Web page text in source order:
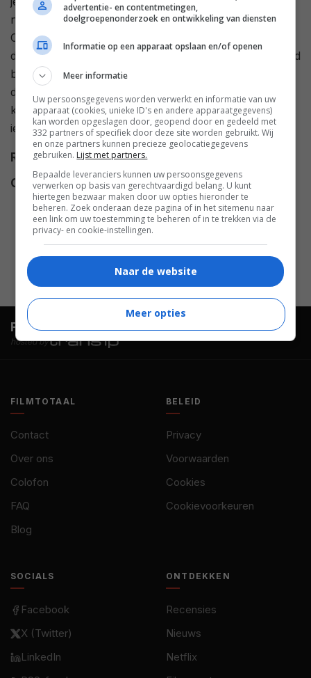
nieuw seizoen van het programma wordt hij in het
Canadese Schild achtergelaten, waar hij opnieuw vijf
dagen lang moet zien te overleven. Niet geheel vreemd
bezit hij het vertrouwen om ook deze week alleen
door te brengen, maar na een vreemde aardbeving
krijgt Doug het idee dat hij niet alleen is in het bos. Met
iets dat niet menselijk is.
Regie Adam Massey
Cast
Alex Karzis,Michael Cram,
Drew Nelson,Chris
Diamantopoulos,Sam Kalilieh ,
Constantine Meglis
Kate Ziegler,Kelly Fanson.
FilmTotaal.Hét online filmoverzicht.
hosted by
FILMTOTAAL
Contact
Over ons
Colofon
FAQ
Blog
BELEID
Privacy
Voorwaarden
Cookies
Cookievoorkeuren
SOCIALS
Facebook
X (Twitter)
LinkedIn
ONTDEKKEN
Recensies
Nieuws
Netflix
advertentie- en contentmetingen,
doelgroepenonderzoek en ontwikkeling van diensten
Informatie op een apparaat opslaan en/of openen
Meer informatie
Uw persoonsgegevens worden verwerkt en informatie van uw
apparaat (cookies, unieke ID's en andere apparaatgegevens)
kan worden opgeslagen door, geopend door en gedeeld met
332 partners of specifiek door deze site worden gebruikt. Wij
en onze partners kunnen precieze geolocatiegegevens
gebruiken. Lijst met partners.
Bepaalde leveranciers kunnen uw persoonsgegevens
verwerken op basis van gerechtvaardigd belang. U kunt
hiertegen bezwaar maken door uw opties hieronder te
beheren. Zoek onderaan deze pagina of in het sitemenu naar
een link om uw toestemming te beheren of in te trekken via de
privacy- en cookie-instellingen.
Naar de website
Meer opties